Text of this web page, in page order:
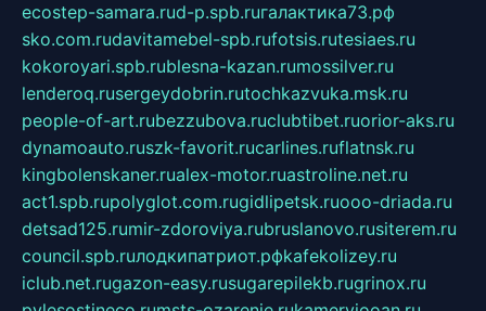
ecostep-samara.rud-p.spb.ruгалактика73.рф
sko.com.rudavitamebel-spb.rufotsis.rutesiaes.ru
kokoroyari.spb.rublesna-kazan.rumossilver.ru
lenderoq.rusergeydobrin.rutochkazvuka.msk.ru
people-of-art.rubezzubova.ruclubtibet.ruorior-aks.ru
dynamoauto.ruszk-favorit.rucarlines.ruflatnsk.ru
kingbolenskaner.rualex-motor.ruastroline.net.ru
act1.spb.rupolyglot.com.rugidlipetsk.ruooo-driada.ru
detsad125.rumir-zdoroviya.rubruslanovo.rusiterem.ru
council.spb.ruлодкипатриот.рфkafekolizey.ru
iclub.net.rugazon-easy.rusugarepilekb.rugrinox.ru